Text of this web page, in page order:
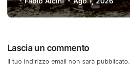
Lascia un commento
Il tuo indirizzo email non sarà pubblicato.